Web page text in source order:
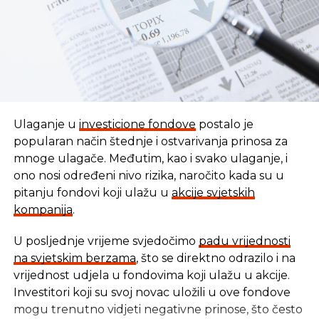
U vremenu kada tradicionalni oblici štednje nude
sve skromnije prinose, ovaj Fond se nameće kao
moderna alternativa svima koji žele da njihov novac
radi za njih, i da pritom podrže razvoj domaće
privrede.
Ulaganje u investicione fondove postalo je
popularan način štednje i ostvarivanja prinosa za
mnoge ulagače. Međutim, kao i svako ulaganje, i
ono nosi određeni nivo rizika, naročito kada su u
pitanju fondovi koji ulažu u akcije svjetskih
kompanija.
U posljednje vrijeme svjedočimo padu vrijednosti
na svjetskim berzama, što se direktno odrazilo i na
vrijednost udjela u fondovima koji ulažu u akcije.
Investitori koji su svoj novac uložili u ove fondove
mogu trenutno vidjeti negativne prinose, što često